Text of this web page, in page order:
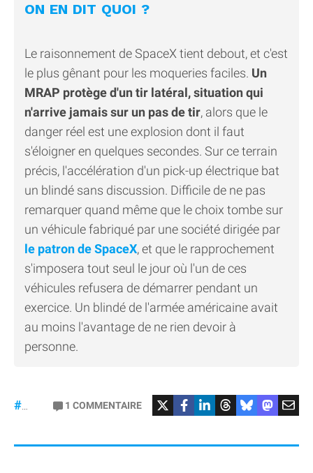
ON EN DIT QUOI ?
Le raisonnement de SpaceX tient debout, et c'est
le plus gênant pour les moqueries faciles. Un
MRAP protège d'un tir latéral, situation qui
n'arrive jamais sur un pas de tir, alors que le
danger réel est une explosion dont il faut
s'éloigner en quelques secondes. Sur ce terrain
précis, l'accélération d'un pick-up électrique bat
un blindé sans discussion. Difficile de ne pas
remarquer quand même que le choix tombe sur
un véhicule fabriqué par une société dirigée par
le patron de SpaceX, et que le rapprochement
s'imposera tout seul le jour où l'un de ces
véhicules refusera de démarrer pendant un
exercice. Un blindé de l'armée américaine avait
au moins l'avantage de ne rien devoir à
personne.
#CyberTruck #Tesla
1 COMMENTAIRE